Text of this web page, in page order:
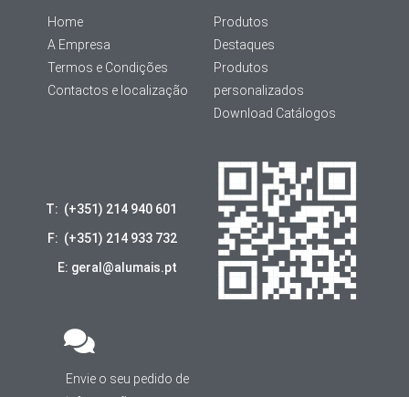
Home
A Empresa
Termos e Condições
Contactos e localização
Produtos
Destaques
Produtos
personalizados
Download Catálogos
T: (+351) 214 940 601
F: (+351) 214 933 732
E: geral@alumais.pt
Envie o seu pedido de